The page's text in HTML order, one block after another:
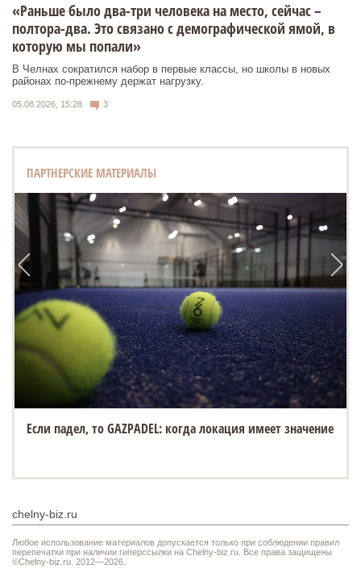
«Раньше было два-три человека на место, сейчас –
полтора-два. Это связано с демографической ямой, в
которую мы попали»
В Челнах сократился набор в первые классы, но школы в новых
районах по-прежнему держат нагрузку.
05.08.2026, 15:28 3
ПАРТНЕРСКИЕ МАТЕРИАЛЫ
Если падел, то GAZPADEL: когда локация имеет значение
chelny-biz.ru
Любое использование материалов допускается только при соблюдении правил
перепечатки при наличии гиперссылки на Chelny-biz.ru. Все права защищены
©Chelny-biz.ru. 2012—2026.